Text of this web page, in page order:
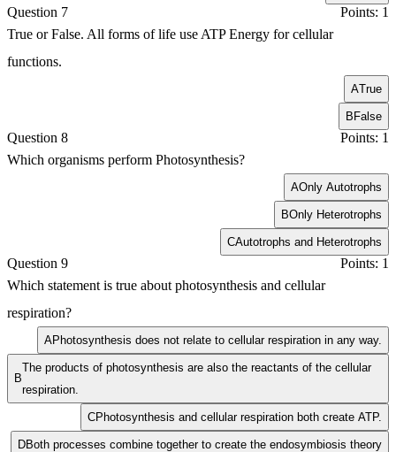
Question 7
Points: 1
True or False. All forms of life use ATP Energy for cellular
functions.
ATrue
BFalse
Question 8
Points: 1
Which organisms perform Photosynthesis?
AOnly Autotrophs
BOnly Heterotrophs
CAutotrophs and Heterotrophs
Question 9
Points: 1
Which statement is true about photosynthesis and cellular
respiration?
APhotosynthesis does not relate to cellular respiration in any way.
B
The products of photosynthesis are also the reactants of the cellular
respiration.
CPhotosynthesis and cellular respiration both create ATP.
DBoth processes combine together to create the endosymbiosis theory